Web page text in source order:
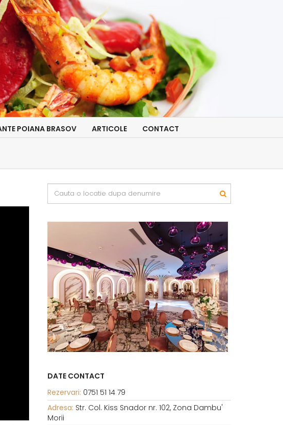
POIANA BRASOV ARTICOLE CONTACT
DATE CONTACT
Rezervari: 0751 51 14 79
Adresa: Str. Col. Kiss Snador nr. 102, Zona Dambu'
Morii